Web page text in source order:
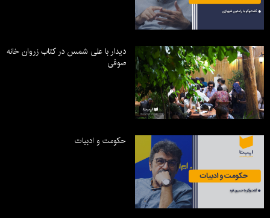
دیدار با علی شمس در کتاب زروان خانه
صوفی
حکومت و ادبیات